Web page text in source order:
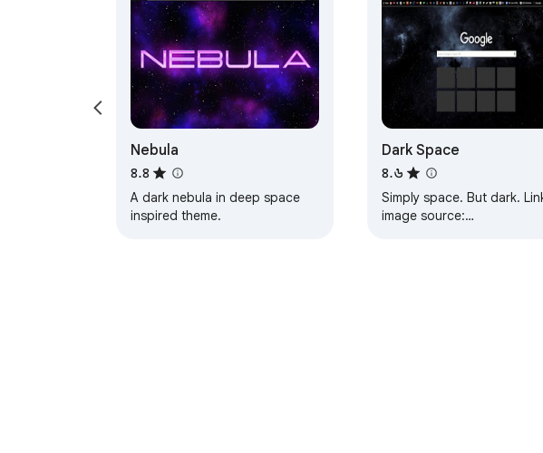
Nebula
৪.৪
A dark nebula in deep space
inspired theme.
Dark Space
৪.৬
Simply space. But dark. Link to
image source: